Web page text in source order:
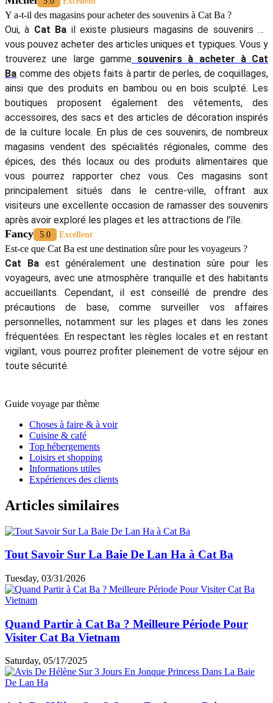
Y a-t-il des magasins pour acheter des souvenirs à Cat Ba ?
Oui, à Cat Ba il existe plusieurs magasins de souvenirs où
vous pouvez acheter des articles uniques et typiques. Vous y
trouverez une large gamme souvenirs à acheter à Cat
Ba comme des objets faits à partir de perles, de coquillages,
ainsi que des produits en bambou ou en bois sculpté. Les
boutiques proposent également des vêtements, des
accessoires, des sacs et des articles de décoration inspirés
de la culture locale. En plus de ces souvenirs, de nombreux
magasins vendent des spécialités régionales, comme des
épices, des thés locaux ou des produits alimentaires que
vous pourrez rapporter chez vous. Ces magasins sont
principalement situés dans le centre-ville, offrant aux
visiteurs une excellente occasion de ramasser des souvenirs
après avoir exploré les plages et les attractions de l'île.
Fancy 5.0 Excellent
Est-ce que Cat Ba est une destination sûre pour les voyageurs ?
Cat Baest généralement une destination sûre pour les
voyageurs, avec une atmosphère tranquille et des habitants
accueillants. Cependant, il est conseillé de prendre des
précautions de base, comme surveiller vos affaires
personnelles, notamment sur les plages et dans les zones
fréquentées. En respectant les règles locales et en restant
vigilant, vous pourrez profiter pleinement de votre séjour en
toute sécurité.
Guide voyage par thème
Choses à faire & à voir
Cuisine & café
Top hébergements
Loisirs et shopping
Informations utiles
Expériences des clients
Articles similaires
Tout Savoir Sur La Baie De Lan Ha à Cat Ba
Tuesday, 03/31/2026
Quand Partir à Cat Ba ? Meilleure Période Pour
Visiter Cat Ba Vietnam
Saturday, 05/17/2025